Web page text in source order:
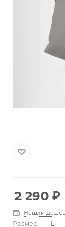
2 290 ₽
Нашли
Размер — L